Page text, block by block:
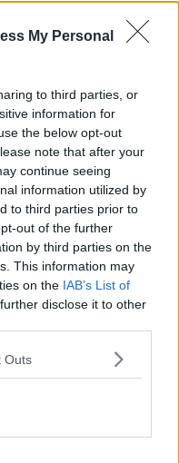
My Personal
to third parties, or
information for
the below opt-out
note that after your
continue seeing
information utilized by
to third parties prior to
out of the further
by third parties on the
This information may
on the IAB’s List of
disclose it to other
Outs
d'Elba iscriviti alla
tutti i giorni alle 7:00 del
posta.
Toscana iscriviti alla
Arriva gratis tutti i giorni
di posta.